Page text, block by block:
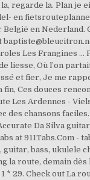
regarde la. Plan je
en
en Nederland.
Les Frangines ...
liesse, Où l’on
et fier, Je me
fin, Ces douces
Les Ardennes -
des chansons
Da Silva
at 911Tabs.Com -
guitar, bass, ukulele
la route, demain dès
* 29. Check out La